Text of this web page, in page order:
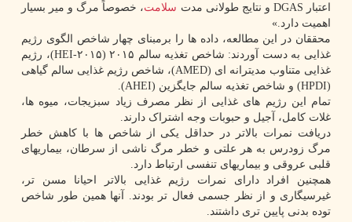
اعتبار DGAS و نتایج طولانی مدت
سلامت، خصوصاً مرگ و میر بسیار
اهمیت دارد.»
محققان در این مطالعه، داده ها را برمبنای چهار شاخص الگوی رژیم
غذایی به دست آوردند: شاخص تغذیه سالم ۲۰۱۵ (HEI-۲۰۱۵)، رژیم
غذایی متناوب مدیترانه ای (AMED)، شاخص رژیم غذایی سالم گیاهی
(HPDI) و شاخص تغذیه سالم جایگزین (AHEI).
تمام این رژیم های غذایی از نظر مصرف زیاد سبزیجات، میوه ها،
غلات کامل، آجیل و حبوبات وجه اشتراک دارند.
دریافت نمرات بالاتر در حداقل یکی از شاخص ها با کاهش خطر
مرگ زودرس به هر علتی و خطر مرگ ناشی از سرطان، بیماریهای
قلبی عروقی و بیماریهای تنفسی ارتباط دارد.
همچنین افراد دارای نمرات رژیم غذایی بالاتر احیانا مسن تر،
غیرسیگاری و از نظر جسمی فعال تر بودند. آنها همین طور شاخص
توده بدنی پایین تری داشتند.